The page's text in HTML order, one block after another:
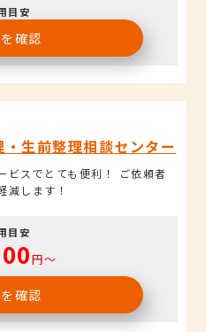
目安
確認
・生前整理相談センター
ビスでとても便利！ ご依頼者
減します！
目安
円〜
確認